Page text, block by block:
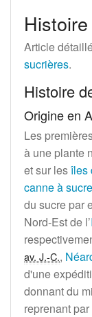
Histoire
Article
sucrières.
Histoire
Origine en
Les
à une plante
et sur lesîles
canne à sucre
du sucre par
Nord-Est de l’
av. J.-C.,
d'une
donnant du
reprenant